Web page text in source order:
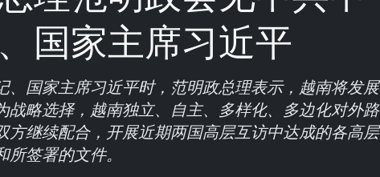
国家主席习近平
、国家主席习近平时，范明政总理表示，越南将发展
战略选择，越南独立、自主、多样化、多边化对外路
方继续配合，开展近期两国高层互访中达成的各高层
签署的文件。